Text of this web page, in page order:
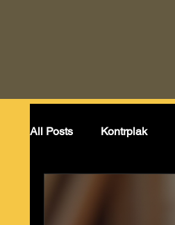
All Posts Kontrplak